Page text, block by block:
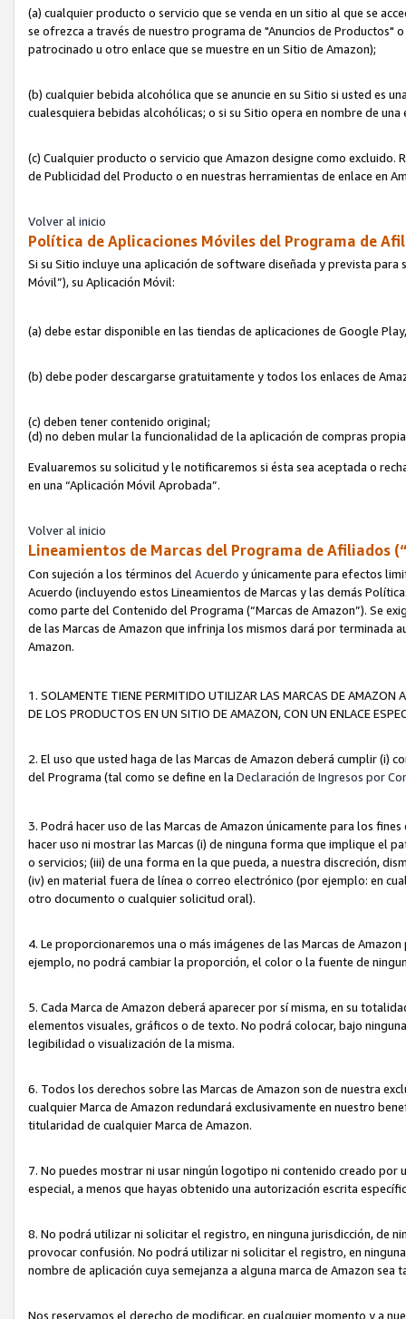
(a) cualquier producto o servicio que se venda en un sitio al que se
se ofrezca a través de nuestro programa de "Anuncios de Productos"
patrocinado u otro enlace que se muestre en un Sitio de Amazon);
(b) cualquier bebida alcohólica que se anuncie en su Sitio si usted es
cualesquiera bebidas alcohólicas; o si su Sitio opera en nombre de
(c) Cualquier producto o servicio que Amazon designe como excluido.
de Publicidad del Producto o en nuestras herramientas de enlace en
Volver al inicio
Política de Aplicaciones Móviles del Programa de
Si su Sitio incluye una aplicación de software diseñada y prevista
Móvil”), su Aplicación Móvil:
(a) debe estar disponible en las tiendas de aplicaciones de Google
(b) debe poder descargarse gratuitamente y todos los enlaces de
(c) deben tener contenido original;
(d) no deben mular la funcionalidad de la aplicación de compras
Evaluaremos su solicitud y le notificaremos si ésta sea aceptada o
en una “Aplicación Móvil Aprobada”.
Volver al inicio
Lineamientos de Marcas del Programa de Afiliados
Con sujeción a los términos del Acuerdo y únicamente para efectos
Acuerdo (incluyendo estos Lineamientos de Marcas y las demás
como parte del Contenido del Programa (“Marcas de Amazon”). Se
de las Marcas de Amazon que infrinja los mismos dará por terminada
Amazon.
1. SOLAMENTE TIENE PERMITIDO UTILIZAR LAS MARCAS DE
DE LOS PRODUCTOS EN UN SITIO DE AMAZON, CON UN ENLACE
2. El uso que usted haga de las Marcas de Amazon deberá cumplir (i)
del Programa (tal como se define en la Declaración de Ingresos por
3. Podrá hacer uso de las Marcas de Amazon únicamente para los
hacer uso ni mostrar las Marcas (i) de ninguna forma que implique el
o servicios; (iii) de una forma en la que pueda, a nuestra discreción,
(iv) en material fuera de línea o correo electrónico (por ejemplo: en
otro documento o cualquier solicitud oral).
4. Le proporcionaremos una o más imágenes de las Marcas de
ejemplo, no podrá cambiar la proporción, el color o la fuente de
5. Cada Marca de Amazon deberá aparecer por sí misma, en su
elementos visuales, gráficos o de texto. No podrá colocar, bajo
legibilidad o visualización de la misma.
6. Todos los derechos sobre las Marcas de Amazon son de nuestra
cualquier Marca de Amazon redundará exclusivamente en nuestro
titularidad de cualquier Marca de Amazon.
7. No puedes mostrar ni usar ningún logotipo ni contenido creado por
especial, a menos que hayas obtenido una autorización escrita
8. No podrá utilizar ni solicitar el registro, en ninguna jurisdicción, de
provocar confusión. No podrá utilizar ni solicitar el registro, en
nombre de aplicación cuya semejanza a alguna marca de Amazon
Nos reservamos el derecho de modificar, en cualquier momento y a